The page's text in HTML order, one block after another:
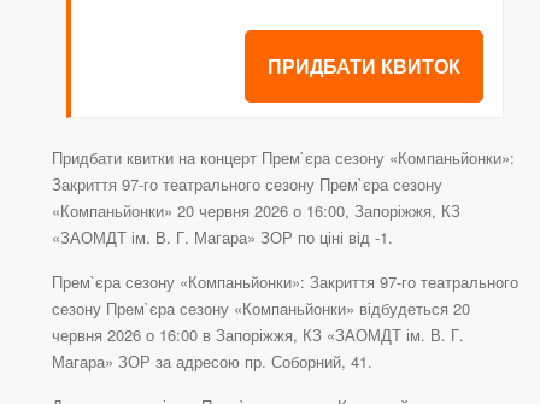
ПРИДБАТИ КВИТОК
Придбати квитки на концерт Прем`єра сезону «Компаньйонки»:
Закриття 97-го театрального сезону Прем`єра сезону
«Компаньйонки» 20 червня 2026 о 16:00, Запоріжжя, КЗ
«ЗАОМДТ ім. В. Г. Магара» ЗОР по ціні від -1.
Прем`єра сезону «Компаньйонки»: Закриття 97-го театрального
сезону Прем`єра сезону «Компаньйонки» відбудеться 20
червня 2026 о 16:00 в Запоріжжя, КЗ «ЗАОМДТ ім. В. Г.
Магара» ЗОР за адресою пр. Соборний, 41.